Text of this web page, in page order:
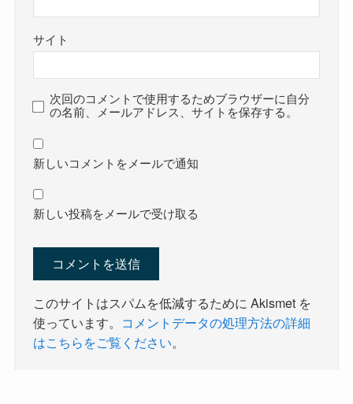
サイト
次回のコメントで使用するためブラウザーに自分
の名前、メールアドレス、サイトを保存する。
新しいコメントをメールで通知
新しい投稿をメールで受け取る
このサイトはスパムを低減するために Akismet を
使っています。 コメントデータの処理方法の詳細
はこちらをご覧ください。